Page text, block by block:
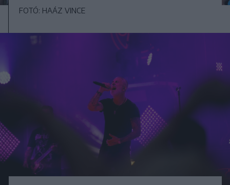
FOTÓ: HAÁZ VINCE